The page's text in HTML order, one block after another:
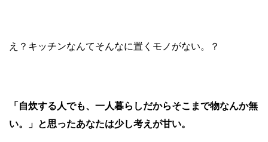
え？キッチンなんてそんなに置くモノがない。？
「自炊する人でも、一人暮らしだからそこまで物なんか無
い。」と思ったあなたは少し考えが甘い。